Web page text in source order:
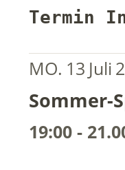
Termin
MO. 13 Juli
Sommer-
19:00 -